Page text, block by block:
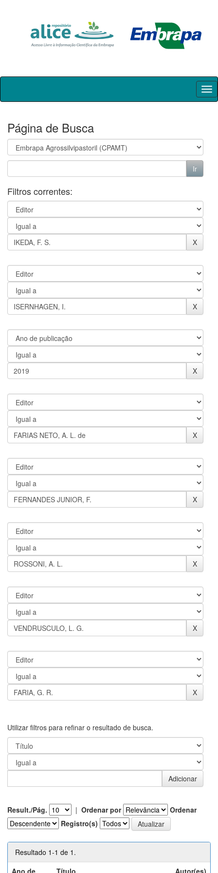
Skip
Página de Busca
Filtros correntes:
Utilizar filtros para refinar o resultado de busca.
Result./Pág. | Ordenar por
Ordenar
Registro(s)
Resultado 1-1 de 1.
Ano de
Título Autor(es)